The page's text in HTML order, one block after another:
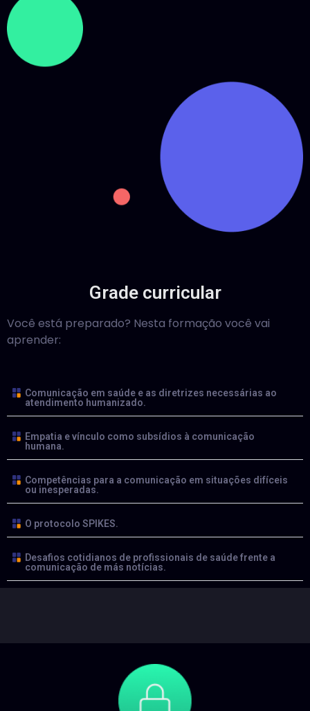
Grade curricular
Você está preparado? Nesta formação você vai
aprender:
Comunicação em saúde e as diretrizes necessárias ao
atendimento humanizado.
Empatia e vínculo como subsídios à comunicação
humana.
Competências para a comunicação em situações difíceis
ou inesperadas.
O protocolo SPIKES.
Desafios cotidianos de profissionais de saúde frente a
comunicação de más notícias.